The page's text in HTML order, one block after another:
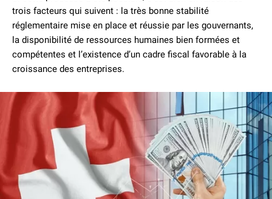
trois facteurs qui suivent : la très bonne stabilité
réglementaire mise en place et réussie par les gouvernants,
la disponibilité de ressources humaines bien formées et
compétentes et l’existence d’un cadre fiscal favorable à la
croissance des entreprises.